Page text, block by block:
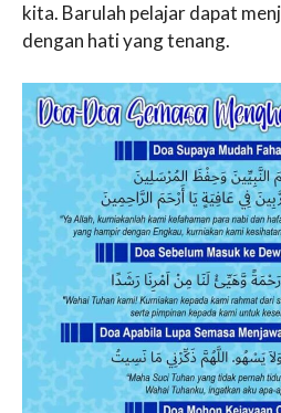
kita. Barulah pelajar dapat
dengan hati yang tenang.